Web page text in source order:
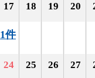
17
1件
18 19 20
24 25 26 27